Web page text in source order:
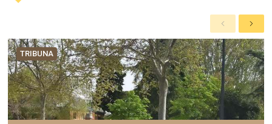
A
n
t
e
r
i
o
r
S
i
g
u
i
e
n
t
e
TRIBUNA